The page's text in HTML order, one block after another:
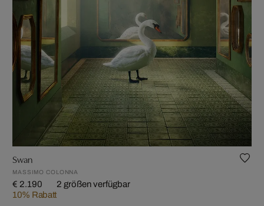
Swan
MASSIMO COLONNA
€ 2.190
10% Rabatt
2 größen verfügbar